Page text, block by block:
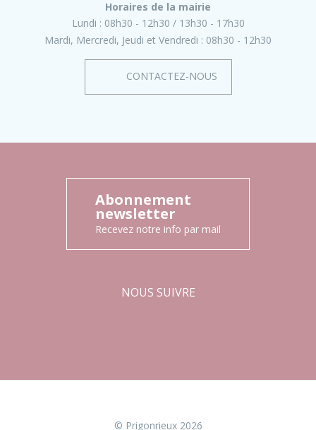
Horaires de la mairie
Lundi : 08h30 - 12h30
13h30 - 17h30
Mardi, Mercredi, Jeudi et Vendredi : 08h30 - 12h30
CONTACTEZ-NOUS
Abonnement
newsletter
Recevez notre info par mail
NOUS SUIVRE
© Prigonrieux 2026